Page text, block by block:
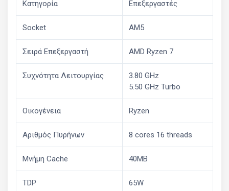
Κατηγορία Επεξεργαστές
Socket AM5
Σειρά Επεξεργαστή AMD Ryzen 7
Συχνότητα Λειτουργίας
3.80 GHz
5.50 GHz Turbo
Οικογένεια Ryzen
Αριθμός Πυρήνων 8 cores 16 threads
Μνήμη Cache 40MB
TDP 65W